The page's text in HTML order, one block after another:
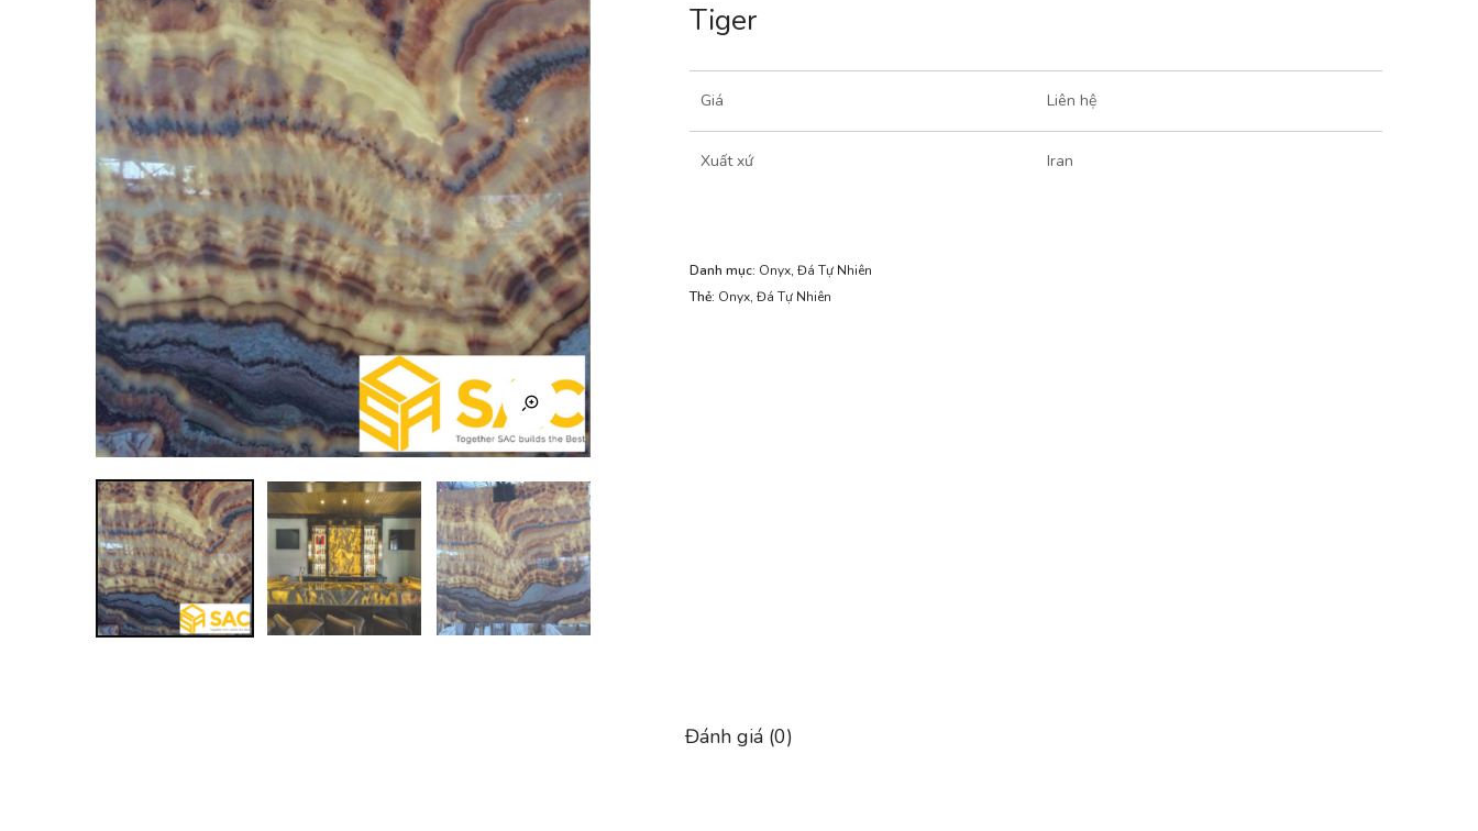
Tiger
Giá Liên hệ
Xuất xứ Iran
Danh mục: Onyx, Đá Tự Nhiên
Thẻ: Onyx, Đá Tự Nhiên
Đánh giá (0)